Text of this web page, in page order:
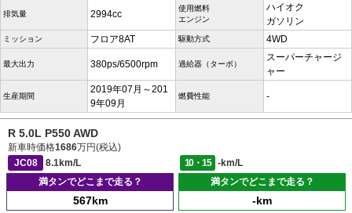
排気量 2994cc
使用燃料
エンジン
ハイオク
ガソリン
ミッション フロア8AT 駆動方式 4WD
最大出力 380ps/6500rpm 過給器（ターボ）
スーパーチャージ
ャー
生産期間
2019年07月～201
9年09月
燃費性能 -
R 5.0L P550 AWD
新車時価格1686万円(税込)
JC08
8.1km/L 10・15
-km/L
満タンでどこまで走る？
567km
満タンでどこまで走る？
-km